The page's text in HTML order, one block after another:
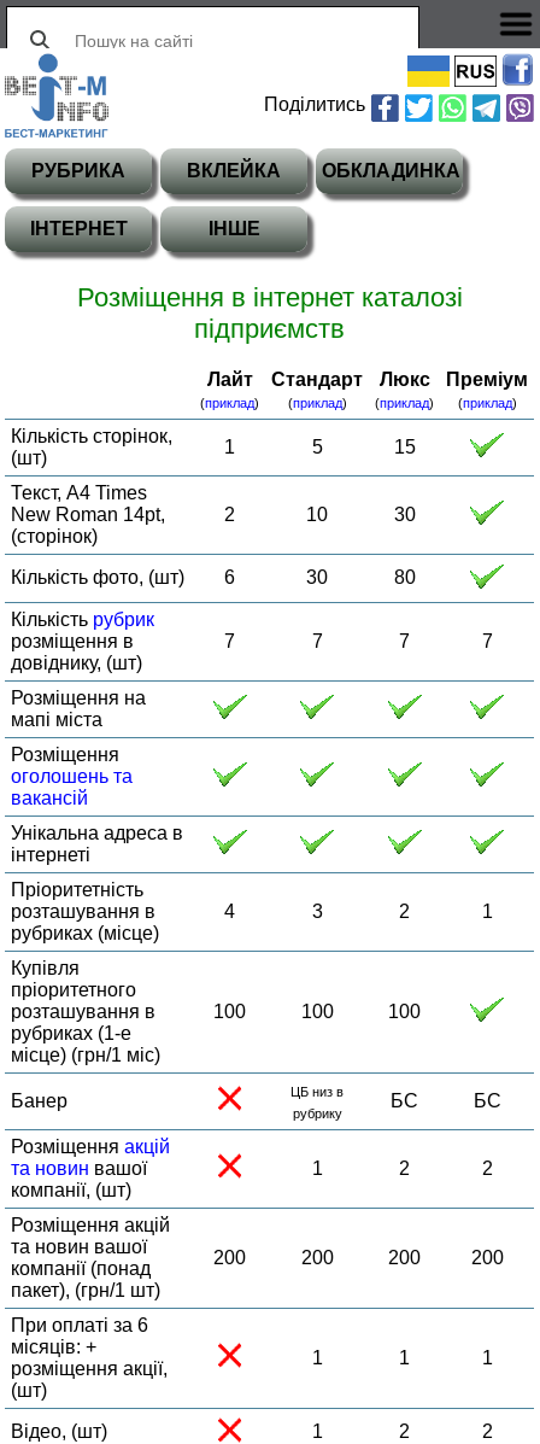
Поділитись
РУБРИКА ВКЛЕЙКА ОБКЛАДИНКА
ІНТЕРНЕТ ІНШЕ
Розміщення в інтернет каталозі
підприємств
Лайт
(приклад)
Стандарт
(приклад)
Люкс
(приклад)
Преміум
(приклад)
Кількість сторінок,
(шт)
1 5 15
Текст, А4 Times
New Roman 14pt,
(сторінок)
2 10 30
Кількість фото, (шт) 6 30 80
Кількість рубрик
розміщення в
довіднику, (шт)
7 7 7 7
Розміщення на
мапі міста
Розміщення
оголошень та
вакансій
Унікальна адреса в
інтернеті
Пріоритетність
розташування в
рубриках (місце)
4 3 2 1
Купівля
пріоритетного
розташування в
рубриках (1-е
місце) (грн/1 міс)
100 100 100
Банер
ЦБ низ в
рубрику
БС БС
Розміщенняакцій
та новин вашої
компанії, (шт)
1 2 2
Розміщення акцій
та новин вашої
компанії (понад
пакет), (грн/1 шт)
200 200 200 200
При оплаті за 6
місяців: +
розміщення акції,
(шт)
1 1 1
Відео, (шт) 1 2 2